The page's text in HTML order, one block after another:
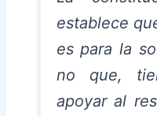
establece
es para la
no que,
apoyar al